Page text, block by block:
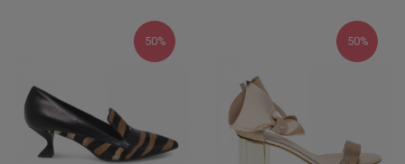
50% 50%